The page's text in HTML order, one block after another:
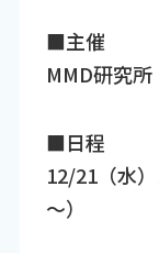
■主催
MMD研究所
■日程
12/21（水
～）